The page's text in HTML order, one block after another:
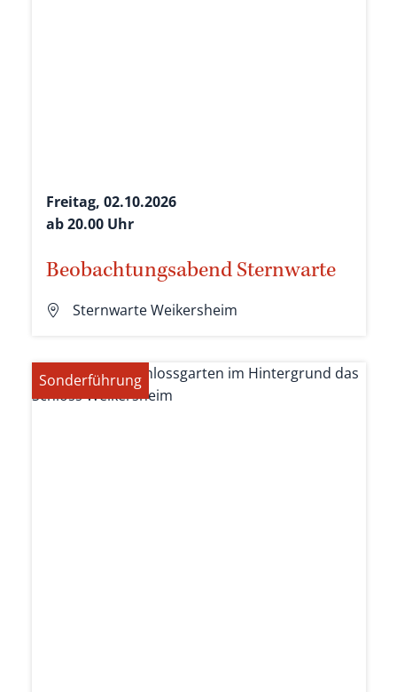
Freitag, 02.10.2026
ab 20.00 Uhr
Beobachtungsabend Sternwarte
Sternwarte Weikersheim
Sonderführung